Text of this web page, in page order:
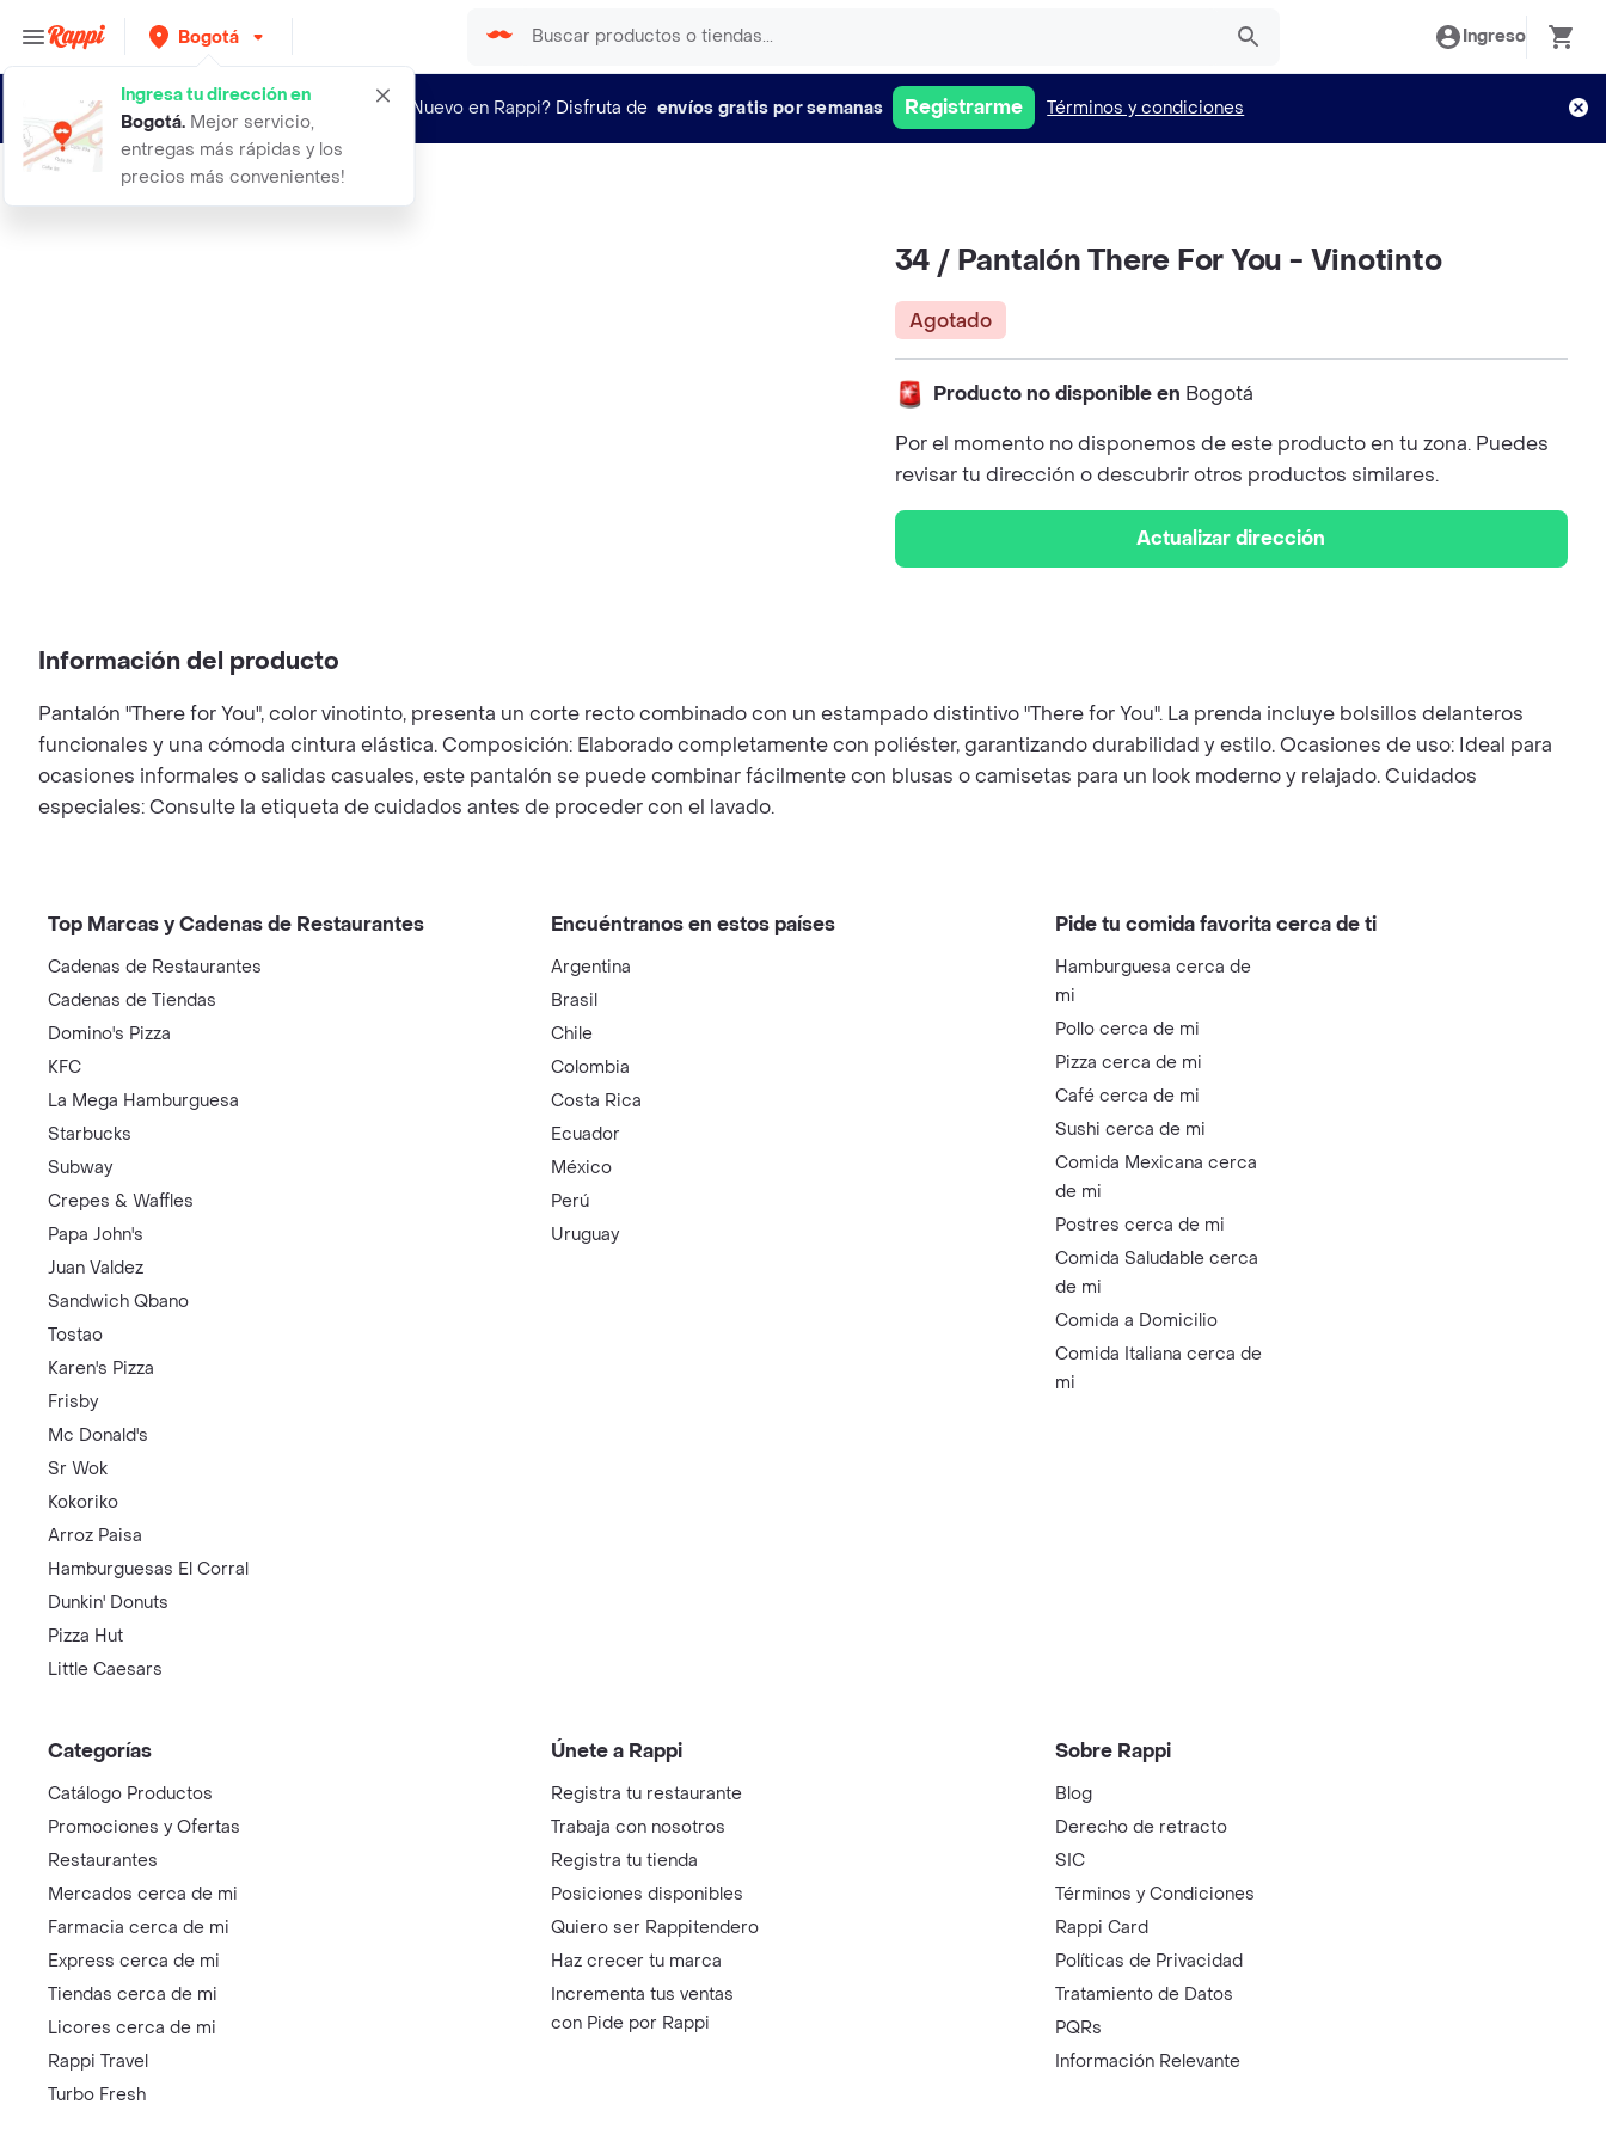
Bogotá
Ingresa tu dirección en
Bogotá. Mejor servicio,
entregas más rápidas y los
precios más convenientes!
Ingreso
¿Nuevo en Rappi? Disfruta de envíos gratis por semanas Registrarme Términos y condiciones
34 pantalon there for you vinotinto
34 / Pantalón There For You - Vinotinto
Agotado
Producto no disponible en Bogotá
Por el momento no disponemos de este producto en tu zona. Puedes
revisar tu dirección o descubrir otros productos similares.
Actualizar dirección
Información del producto
Pantalón "There for You", color vinotinto, presenta un corte recto combinado con un estampado distintivo "There for You". La prenda incluye bolsillos delanteros
funcionales y una cómoda cintura elástica. Composición: Elaborado completamente con poliéster, garantizando durabilidad y estilo. Ocasiones de uso: Ideal para
ocasiones informales o salidas casuales, este pantalón se puede combinar fácilmente con blusas o camisetas para un look moderno y relajado. Cuidados
especiales: Consulte la etiqueta de cuidados antes de proceder con el lavado.
Top Marcas y Cadenas de Restaurantes
Cadenas de Restaurantes
Cadenas de Tiendas
Domino's Pizza
KFC
La Mega Hamburguesa
Starbucks
Subway
Crepes & Waffles
Papa John's
Juan Valdez
Sandwich Qbano
Tostao
Karen's Pizza
Frisby
Mc Donald's
Sr Wok
Kokoriko
Arroz Paisa
Hamburguesas El Corral
Dunkin' Donuts
Pizza Hut
Little Caesars
Encuéntranos en estos países
Argentina
Brasil
Chile
Colombia
Costa Rica
Ecuador
México
Perú
Uruguay
Pide tu comida favorita cerca de ti
Hamburguesa cerca de
mi
Pollo cerca de mi
Pizza cerca de mi
Café cerca de mi
Sushi cerca de mi
Comida Mexicana cerca
de mi
Postres cerca de mi
Comida Saludable cerca
de mi
Comida a Domicilio
Comida Italiana cerca de
mi
Categorías
Catálogo Productos
Promociones y Ofertas
Restaurantes
Mercados cerca de mi
Farmacia cerca de mi
Express cerca de mi
Tiendas cerca de mi
Licores cerca de mi
Rappi Travel
Turbo Fresh
Únete a Rappi
Registra tu restaurante
Trabaja con nosotros
Registra tu tienda
Posiciones disponibles
Quiero ser Rappitendero
Haz crecer tu marca
Incrementa tus ventas
con Pide por Rappi
Sobre Rappi
Blog
Derecho de retracto
SIC
Términos y Condiciones
Rappi Card
Políticas de Privacidad
Tratamiento de Datos
PQRs
Información Relevante